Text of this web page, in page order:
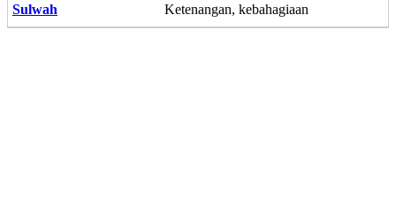
Sulwah Ketenangan, kebahagiaan